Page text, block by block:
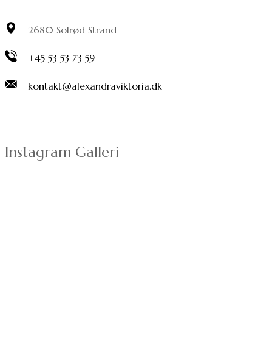
2680 Solrød Strand
+45 53 53 73 59
kontakt@alexandraviktoria.dk
Instagram Galleri